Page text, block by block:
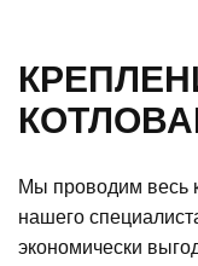
Мы проводим весь
нашего
экономически